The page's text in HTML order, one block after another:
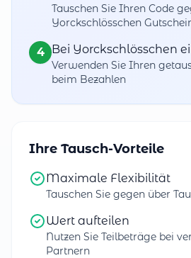
Tauschen Sie Ihren Code
Yorckschlösschen
4 Bei Yorckschlösschen
Verwenden Sie Ihren
beim Bezahlen
Ihre Tausch-Vorteile
Maximale Flexibilität
Tauschen Sie gegen über
Wert aufteilen
Nutzen Sie Teilbeträge bei
Partnern